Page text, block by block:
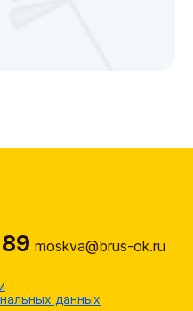
данных
moskva@brus-ok.ru